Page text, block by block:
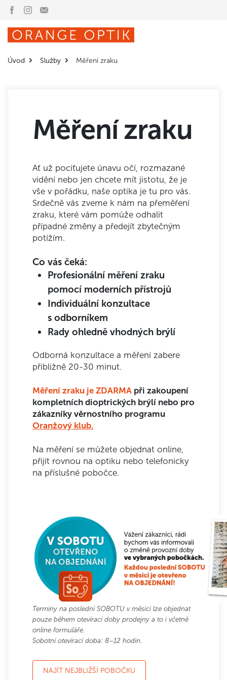
Úvod Služby Měření zraku
Měření zraku
Ať už pociťujete únavu očí, rozmazané
vidění nebo jen chcete mít jistotu, že je
vše v pořádku, naše optika je tu pro vás.
Srdečně vás zveme k nám na přeměření
zraku, které vám pomůže odhalit
případné změny a předejít zbytečným
potížím.
Co vás čeká:
Profesionální měření zraku
pomocí moderních přístrojů
Individuální konzultace
s odborníkem
Rady ohledně vhodných brýlí
Odborná konzultace a měření zabere
přibližně 20-30 minut.
Měření zraku je ZDARMA při zakoupení
kompletních dioptrických brýlí nebo pro
zákazníky věrnostního programu
Oranžový klub.
Na měření se můžete objednat online,
přijít rovnou na optiku nebo telefonicky
na příslušné pobočce.
Termíny na poslední SOBOTU v měsíci lze objednat
pouze během otevírací doby prodejny a to i včetně
online formuláře.
Sobotní otevírací doba: 8–12 hodin.
NAJÍT NEJBLIŽŠÍ POBOČKU